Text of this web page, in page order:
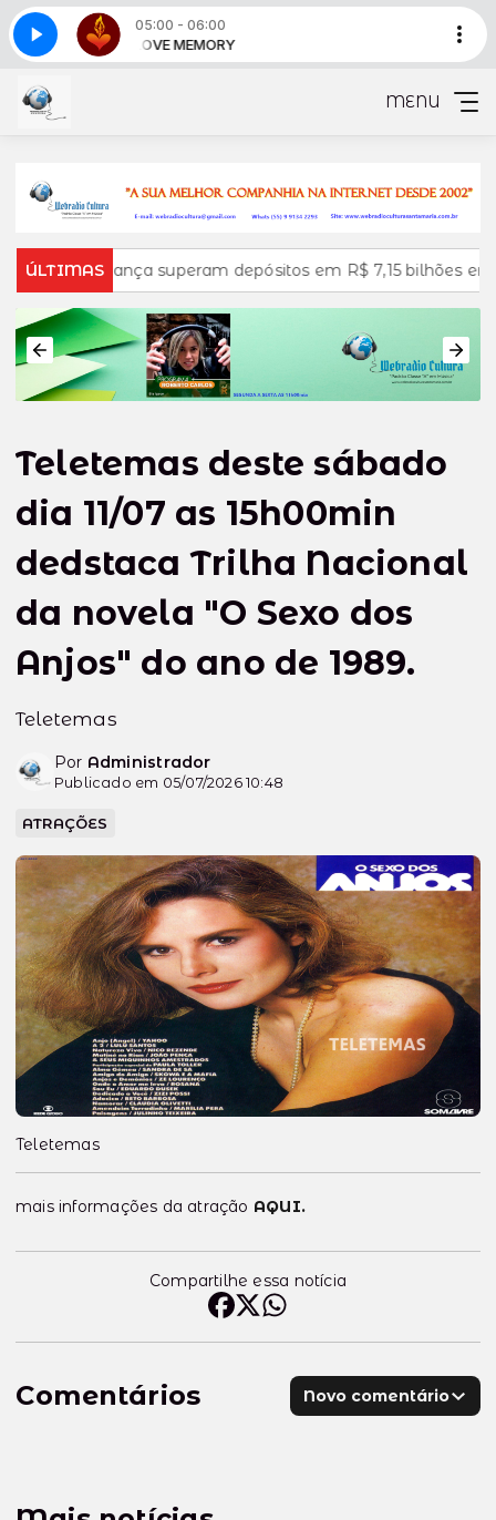
05:00 - 06:00
LOVE MEMORY
Love memory - Parte 1
MENU
ÚLTIMASsuperam depósitos em R$ 7,15 bilhões em julho
Teletemas deste sábado
dia 11/07 as 15h00min
dedstaca Trilha Nacional
da novela "O Sexo dos
Anjos" do ano de 1989.
Teletemas
Por Administrador
Publicado em 05/07/2026 10:48
ATRAÇÕES
Teletemas
mais informações da atração AQUI.
Compartilhe essa notícia
Comentários Novo comentário